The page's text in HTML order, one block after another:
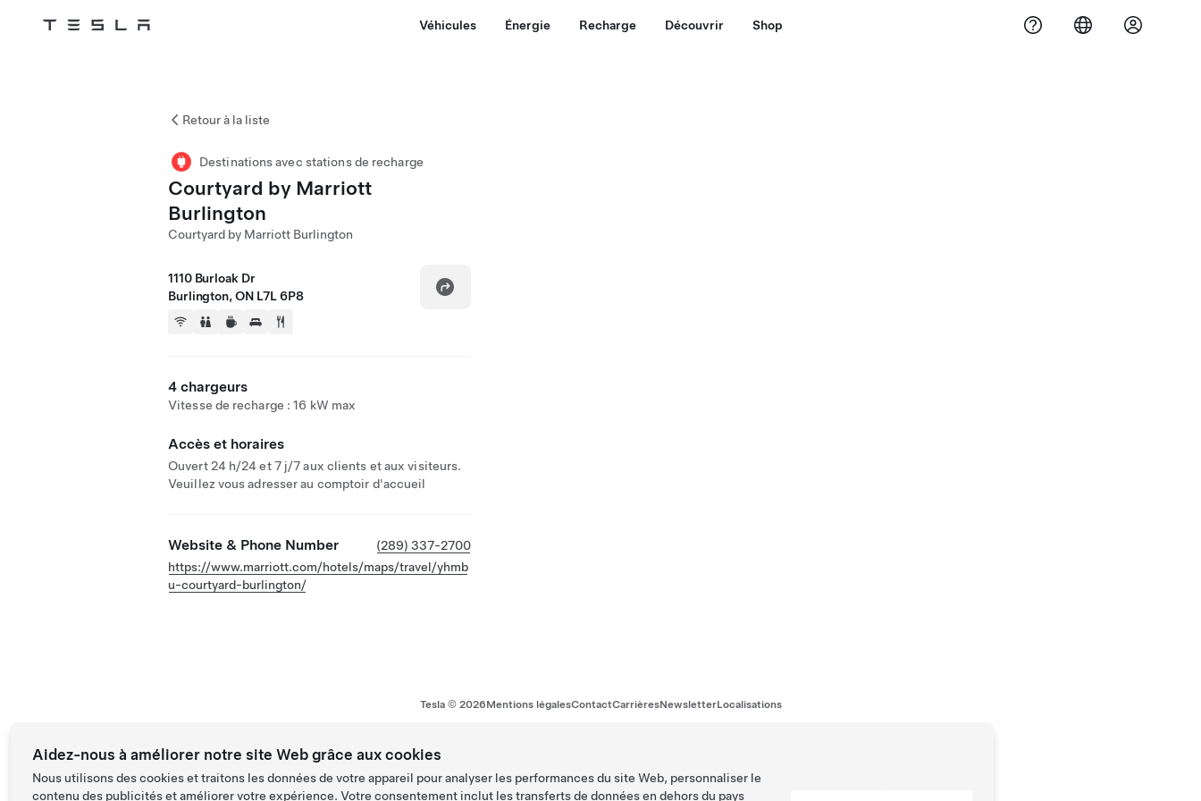
Tesla Véhicules Énergie Recharge Découvrir Shop
Retour à la liste
Destinations avec stations de recharge
Courtyard by Marriott
Burlington
Courtyard by Marriott Burlington
1110 Burloak Dr
Burlington, ON L7L 6P8
4 chargeurs
Vitesse de recharge : 16 kW max
Accès et horaires
Ouvert 24 h/24 et 7 j/7 aux clients et aux visiteurs.
Veuillez vous adresser au comptoir d'accueil
Website & Phone Number
(289) 337-2700
https://www.marriott.com/hotels/maps/travel/yhmb
u-courtyard-burlington/
Tesla © 2026Mentions légalesContactCarrièresNewsletterLocalisations
Aidez-nous à améliorer notre site Web grâce aux cookies
Nous utilisons des cookies et traitons les données de votre appareil pour analyser les performances du site Web, personnaliser le
contenu des publicités et améliorer votre expérience. Votre consentement inclut les transferts de données en dehors du pays